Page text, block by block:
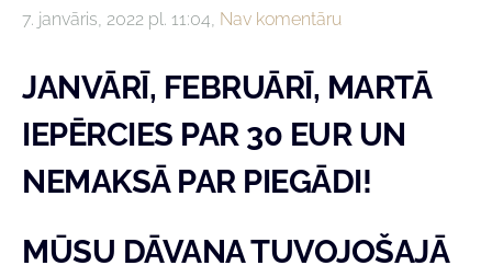
7. janvāris, 2022 pl. 11:04, Nav komentāru
JANVĀRĪ, FEBRUĀRĪ, MARTĀ
IEPĒRCIES PAR 30 EUR UN
NEMAKSĀ PAR PIEGĀDI!
MŪSU DĀVANA TUVOJOŠAJĀ